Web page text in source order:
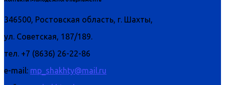
346500, Ростовская область, г. Шахты,
ул. Советская, 187/189.
тел. +7 (8636) 26-22-86
e-mail: mp_shakhty@mail.ru